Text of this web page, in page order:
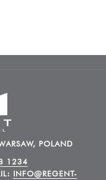
POLAND
1234
INFO@REGENT-